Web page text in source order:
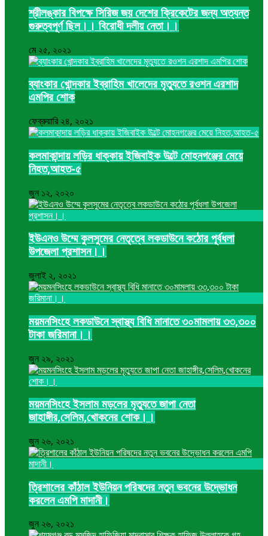
শ্রীলঙ্কার বিপক্ষে সিরিজ জয় দেশের ক্রিকেটের জন্য অত্যন্ত
গুরুত্বপূর্ণ ছিল।। বিরোধী দলীয় নেতা।।
মে ২৫, ২০২১
ব্যাংকার খোন্দকার ইব্রাহিম খালেদের মৃত্যুতে রওশন এরশাদ
এমপির শোক
ফেব্রুয়ারি ২৪, ২০২১
কলমাকান্দায় লড়ির ধাক্কায় ইজিবাইক উল্টে মোহনগঞ্জের মেয়ে
নিহত,আহত-৫
জুন ১২, ২০২০
ইউএনও উম্মে কুলসুমের নেতৃত্বে লকডাউনে কঠোর পূর্বধলা
উপজেলা প্রশাসন।।
জুলাই ২, ২০২১
ময়মনসিংহে লকডাউনে স্বাস্থ্য বিধি মানাতে ৩০মামলায় ৩৩,৩০০
টাকা জরিমানা।।
জুন ২৯, ২০২১
ময়মনসিংহে ইসলাম মড়লের মৃত্যুতে জাপা নেতা
জাহাঙ্গীর,সেলিম,খোকনের শোক।।
জুন ২৬, ২০২১
ত্রিশালের কাঁঠাল ইউনিয়ন পরিষদের নতুন ভবনের উদ্ভোধন
করলেন এমপি মাদানী।
জুন ২৬, ২০২১